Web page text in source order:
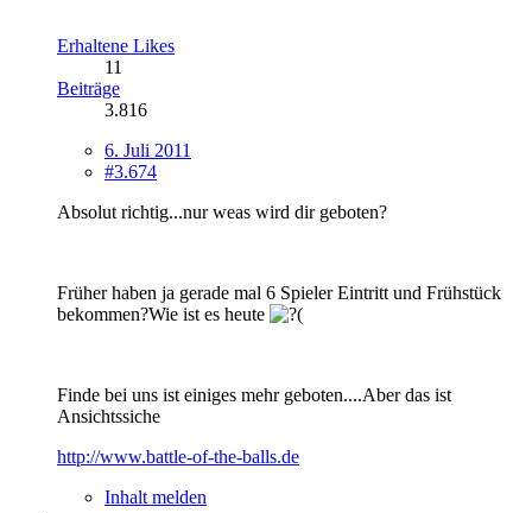
Erhaltene Likes
11
Beiträge
3.816
6. Juli 2011
#3.674
Absolut richtig...nur weas wird dir geboten?
Früher haben ja gerade mal 6 Spieler Eintritt und Frühstück
bekommen?Wie ist es heute
Finde bei uns ist einiges mehr geboten....Aber das ist
Ansichtssiche
http://www.battle-of-the-balls.de
Inhalt melden